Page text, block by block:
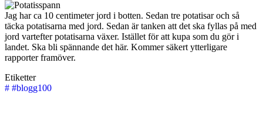
Jag har ca 10 centimeter jord i botten. Sedan tre potatisar och så
täcka potatisarna med jord. Sedan är tanken att det ska fyllas på med
jord vartefter potatisarna växer. Istället för att kupa som du gör i
landet. Ska bli spännande det här. Kommer säkert ytterligare
rapporter framöver.
Etiketter
# #blogg100